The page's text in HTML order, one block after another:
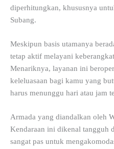
diperhitungkan, khususnya
Subang.
Meskipun basis utamanya
tetap aktif melayani
Menariknya, layanan ini
keleluasaan bagi kamu yang
harus menunggu hari atau jam
Armada yang diandalkan oleh
Kendaraan ini dikenal tangguh
sangat pas untuk